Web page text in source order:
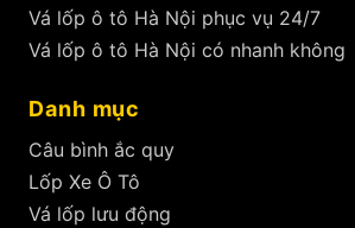
Vá lốp ô tô Hà Nội phục vụ 24/7
Vá lốp ô tô Hà Nội có nhanh không
Danh mục
Câu bình ắc quy
Lốp Xe Ô Tô
Vá lốp lưu động